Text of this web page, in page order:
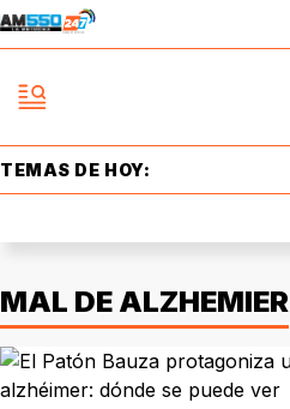
TEMAS DE HOY:
MAL DE ALZHEMIER